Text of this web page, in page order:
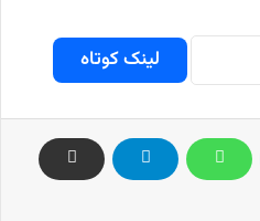
لینک کوتاه